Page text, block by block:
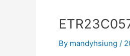
By mandyhsiung /